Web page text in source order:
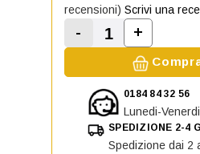
recensioni) Scrivi una
Diminuisci la
-
Aumenta
+
0184 84 32 56
Lunedi-
SPEDIZIONE 2-4
Spedizione dai 2